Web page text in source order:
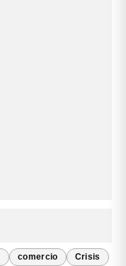
comercio Crisis